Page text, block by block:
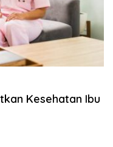
Kesehatan Ibu